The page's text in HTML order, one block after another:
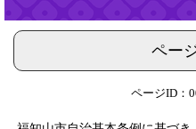
ペー
ページID：